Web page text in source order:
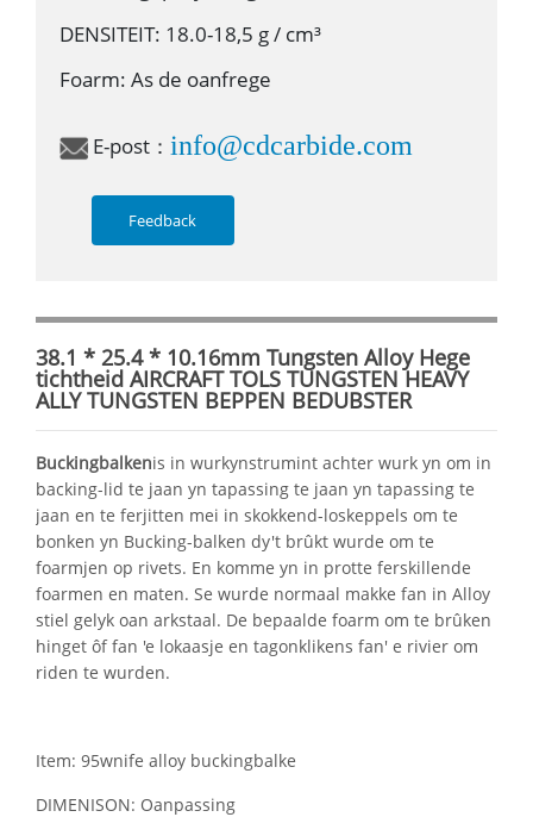
DENSITEIT: 18.0-18,5 g / cm³
Foarm: As de oanfrege
E-post： info@cdcarbide.com
Feedback
38.1 * 25.4 * 10.16mm Tungsten Alloy Hege
tichtheid AIRCRAFT TOLS TUNGSTEN HEAVY
ALLY TUNGSTEN BEPPEN BEDUBSTER
Buckingbalkenis in wurkynstrumint achter wurk yn om in
backing-lid te jaan yn tapassing te jaan yn tapassing te
jaan en te ferjitten mei in skokkend-loskeppels om te
bonken yn Bucking-balken dy't brûkt wurde om te
foarmjen op rivets. En komme yn in protte ferskillende
foarmen en maten. Se wurde normaal makke fan in Alloy
stiel gelyk oan arkstaal. De bepaalde foarm om te brûken
hinget ôf fan 'e lokaasje en tagonklikens fan' e rivier om
riden te wurden.
Item: 95wnife alloy buckingbalke
DIMENISON: Oanpassing